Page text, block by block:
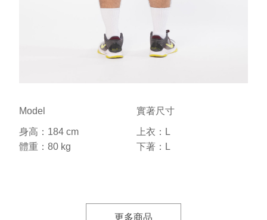
Model
身高：184 cm
體重：80 kg
實著尺寸
上衣：L
下著：L
更多商品